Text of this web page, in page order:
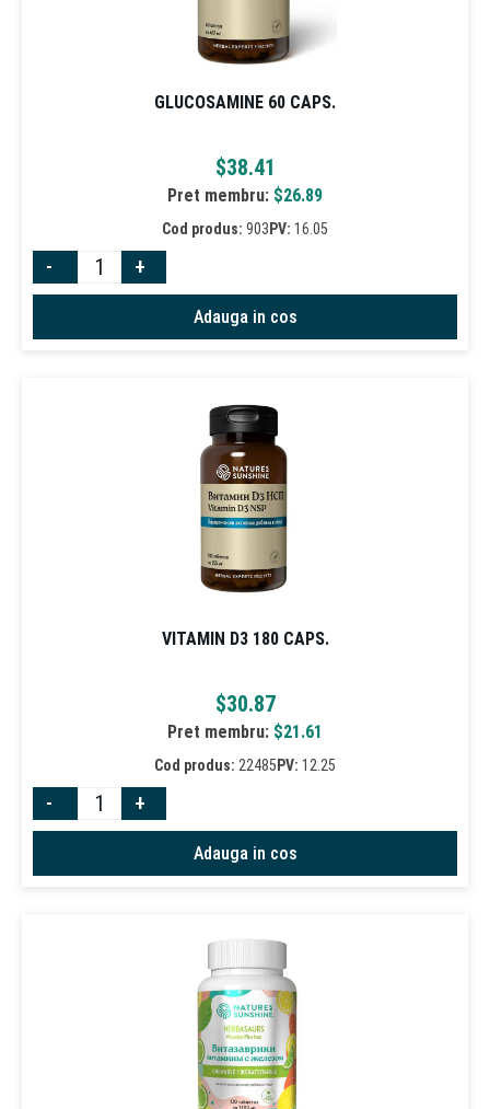
GLUCOSAMINE 60 CAPS.
$38.41
Pret membru: $26.89
Cod produs: 903 PV: 16.05
- +
Adauga in cos
VITAMIN D3 180 CAPS.
$30.87
Pret membru: $21.61
Cod produs: 22485 PV: 12.25
- +
Adauga in cos